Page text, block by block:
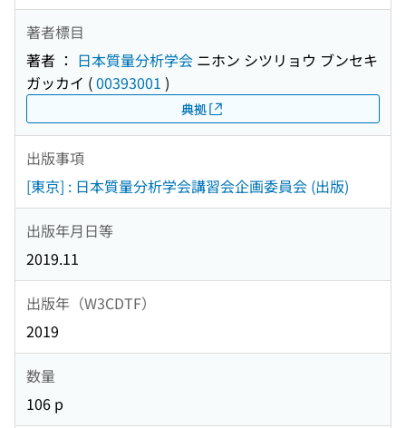
著者標目
著者 ： 日本質量分析学会 ニホン シツリョウ ブンセキ
ガッカイ (00393001 )
典拠
出版事項
[東京] : 日本質量分析学会講習会企画委員会 (出版)
出版年月日等
2019.11
出版年（W3CDTF）
2019
数量
106 p